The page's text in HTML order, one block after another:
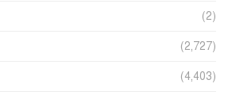
(2)
(2,727)
(4,403)